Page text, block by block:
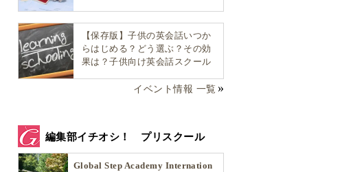
【保存版】子供の英会話いつか
らはじめる？どう選ぶ？その効
果は？子供向け英会話スクール
イベント情報 一覧
編集部イチオシ！ プリスクール
Global Step Academy Internation